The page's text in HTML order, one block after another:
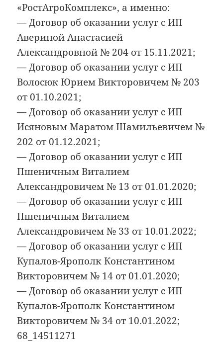
«РостАгроКомплекс», а именно:
— Договор об оказании услуг с ИП
Авериной Анастасией
Александровной № 204 от 15.11.2021;
— Договор об оказании услуг с ИП
Волосюк Юрием Викторовичем № 203
от 01.10.2021;
— Договор об оказании услуг с ИП
Исяновым Маратом Шамильевичем №
202 от 01.12.2021;
— Договор об оказании услуг с ИП
Пшеничным Виталием
Александровичем № 13 от 01.01.2020;
— Договор об оказании услуг с ИП
Пшеничным Виталием
Александровичем № 33 от 10.01.2022;
— Договор об оказании услуг с ИП
Купалов-Ярополк Константином
Викторовичем № 14 от 01.01.2020;
— Договор об оказании услуг с ИП
Купалов-Ярополк Константином
Викторовичем № 34 от 10.01.2022;
68_14511271